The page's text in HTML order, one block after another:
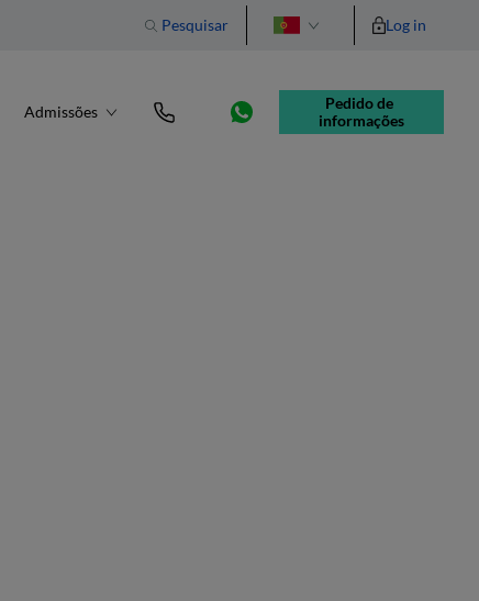
Pesquisar
English
Log in
Admissões
Pedido de
informações